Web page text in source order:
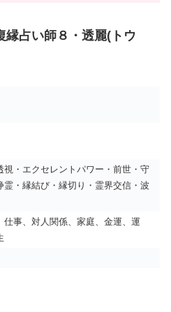
縁占い師８・透麗(トウ
視・エクセレントパワー・前世・守
・縁結び・縁切り・霊界交信・波
事、対人関係、家庭、金運、運